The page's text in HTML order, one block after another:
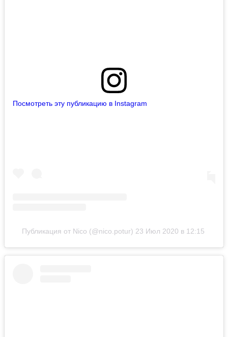
Посмотреть эту публикацию в Instagram
Публикация от Nico (@nico.potur) 23 Июл 2020 в 12:15